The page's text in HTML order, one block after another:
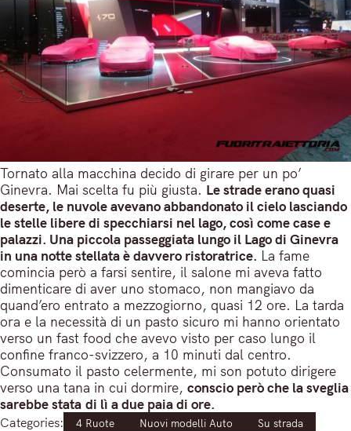
Tornato alla macchina decido di girare per un po’
Ginevra. Mai scelta fu più giusta. Le strade erano quasi
deserte, le nuvole avevano abbandonato il cielo lasciando
le stelle libere di specchiarsi nel lago, così come case e
palazzi. Una piccola passeggiata lungo il Lago di Ginevra
in una notte stellata è davvero ristoratrice. La fame
comincia però a farsi sentire, il salone mi aveva fatto
dimenticare di aver uno stomaco, non mangiavo da
quand’ero entrato a mezzogiorno, quasi 12 ore. La tarda
ora e la necessità di un pasto sicuro mi hanno orientato
verso un fast food che avevo visto per caso lungo il
confine franco-svizzero, a 10 minuti dal centro.
Consumato il pasto celermente, mi son potuto dirigere
verso una tana in cui dormire, conscio però che la sveglia
sarebbe stata di lì a due paia di ore.
Categories: 4 Ruote Nuovi modelli Auto Su strada